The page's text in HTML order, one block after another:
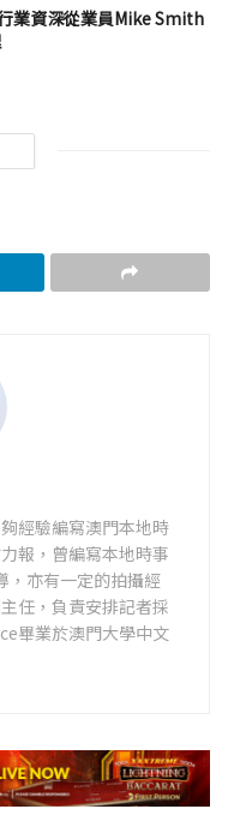
業資深從業員Mike Smith
經驗編寫澳門本地時
報，曾編寫本地時事
，亦有一定的拍攝經
任，負責安排記者採
畢業於澳門大學中文